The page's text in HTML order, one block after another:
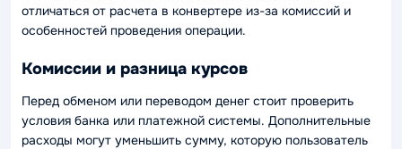
отличаться от расчета в конвертере из-за комиссий и
особенностей проведения операции.
Комиссии и разница курсов
Перед обменом или переводом денег стоит проверить
условия банка или платежной системы. Дополнительные
расходы могут уменьшить сумму, которую пользователь